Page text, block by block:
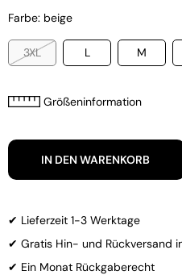
Farbe: beige
3XL L M
Größeninformation
IN DEN WARENKORB
✔ Lieferzeit 1-3 Werktage
✔ Gratis Hin- und Rückversand
✔ Ein Monat Rückgaberecht